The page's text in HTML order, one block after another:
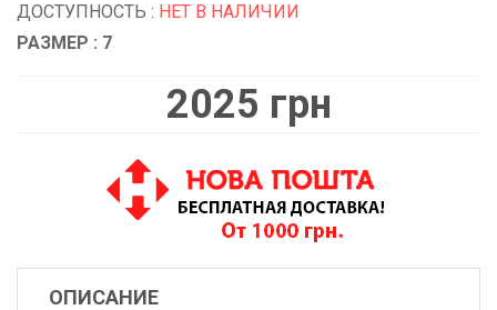
ДОСТУПНОСТЬ : НЕТ В НАЛИЧИИ
РАЗМЕР : 7
2025 грн
ОПИСАНИЕ